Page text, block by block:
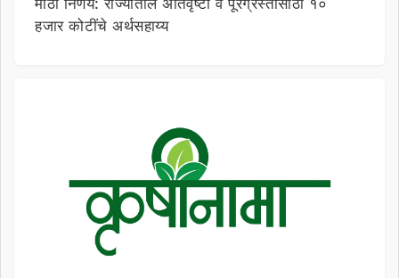
मोठा निर्णय: राज्यातील अतिवृष्टी व पूरग्रस्तांसाठी १०
हजार कोटींचे अर्थसहाय्य